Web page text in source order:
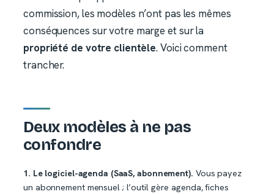
commission, les modèles n’ont pas les mêmes
conséquences sur votre marge et sur la
propriété de votre clientèle. Voici comment
trancher.
Deux modèles à ne pas
confondre
1. Le logiciel-agenda (SaaS, abonnement). Vous payez
un abonnement mensuel ; l’outil gère agenda, fiches